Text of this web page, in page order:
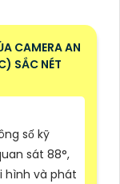
CAMERA AN
SẮC NÉT
số kỹ
sát 88°,
hình và phát